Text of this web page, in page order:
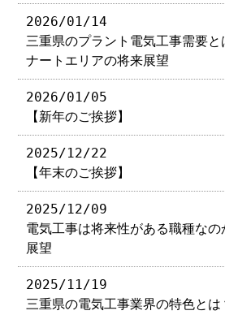
2026/01/14
三重県のプラント電気工事需要
ナートエリアの将来展望
2026/01/05
【新年のご挨拶】
2025/12/22
【年末のご挨拶】
2025/12/09
電気工事は将来性がある職種なの
展望
2025/11/19
三重県の電気工事業界の特色と